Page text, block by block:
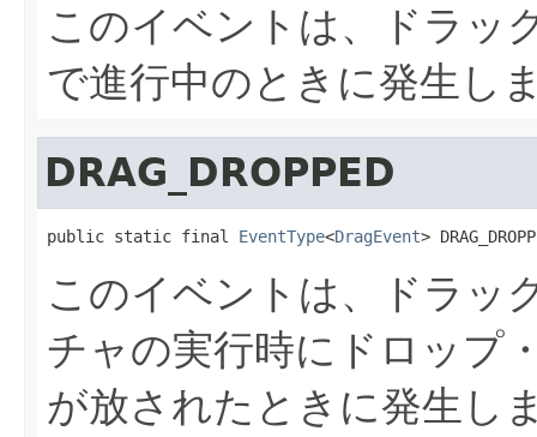
このイベントは、ドラッ
で進行中のときに発生し
DRAG_DROPPED
public static final EventType<DragEvent>
このイベントは、ドラッ
チャの実行時にドロップ
が放されたときに発生し